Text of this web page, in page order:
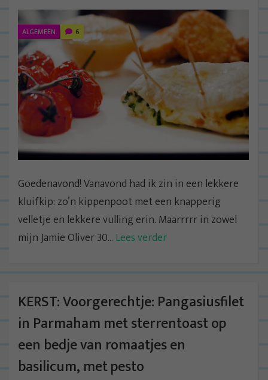
ALGEMEEN 6
Goedenavond! Vanavond had ik zin in een lekkere
kluifkip: zo’n kippenpoot met een knapperig
velletje en lekkere vulling erin. Maarrrrr in zowel
mijn Jamie Oliver 30... Lees verder
KERST: Voorgerechtje: Pangasiusfilet
in Parmaham met sterrentoast op
een bedje van romaatjes en
basilicum, met pesto